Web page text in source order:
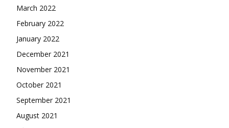
March 2022
February 2022
January 2022
December 2021
November 2021
October 2021
September 2021
August 2021